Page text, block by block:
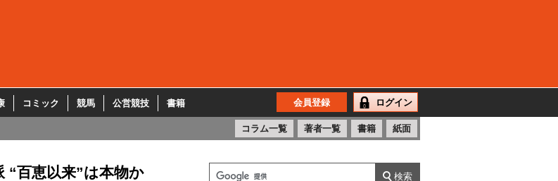
コミック 競馬 公営競技 書籍 会員登録 ログイン
コラム一覧 著者一覧 書籍 紙面
“百恵以来”は本物か